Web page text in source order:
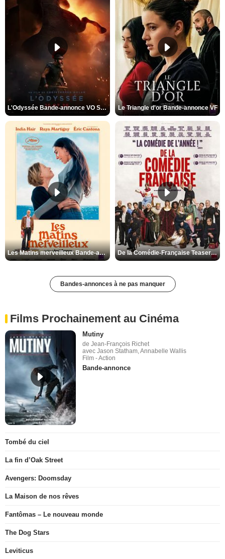
L'Odyssée Bande-annonce VO STFR Le Triangle d'or Bande-annonce VF
Les Matins merveilleux Bande-annonce VF De la Comédie-Française Teaser VF
Bandes-annonces à ne pas manquer
Films Prochainement au Cinéma
Mutiny
de Jean-François Richet
avec Jason Statham, Annabelle Wallis
Film - Action
Bande-annonce
Tombé du ciel
La fin d’Oak Street
Avengers: Doomsday
La Maison de nos rêves
Fantômas – Le nouveau monde
The Dog Stars
Leviticus